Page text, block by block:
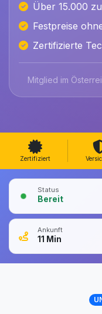
Über 15.000
Festpreise
Zertifizierte
Mitglied im
Zertifiziert
Status
Bereit
Ankunft
11 Min